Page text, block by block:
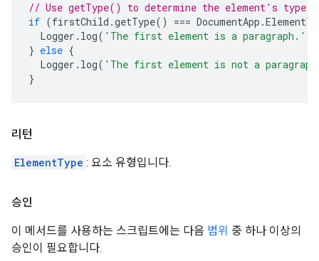
// Use getType() to determine the element's type.
if (firstChild .getType() === DocumentApp .
Logger . log( 'The first element is a paragraph.'
} else {
Logger . log( 'The first element is not a
}
리턴
ElementType : 요소 유형입니다.
승인
이 메서드를 사용하는 스크립트에는 다음 범위 중 하나 이상의
승인이 필요합니다.